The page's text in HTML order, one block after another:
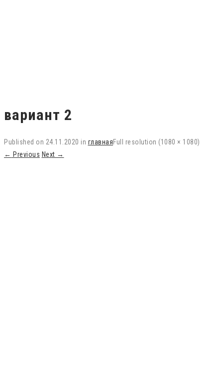
вариант 2
Published on 24.11.2020 in главнаяFull resolution (1080 × 1080)
← Previous Next →